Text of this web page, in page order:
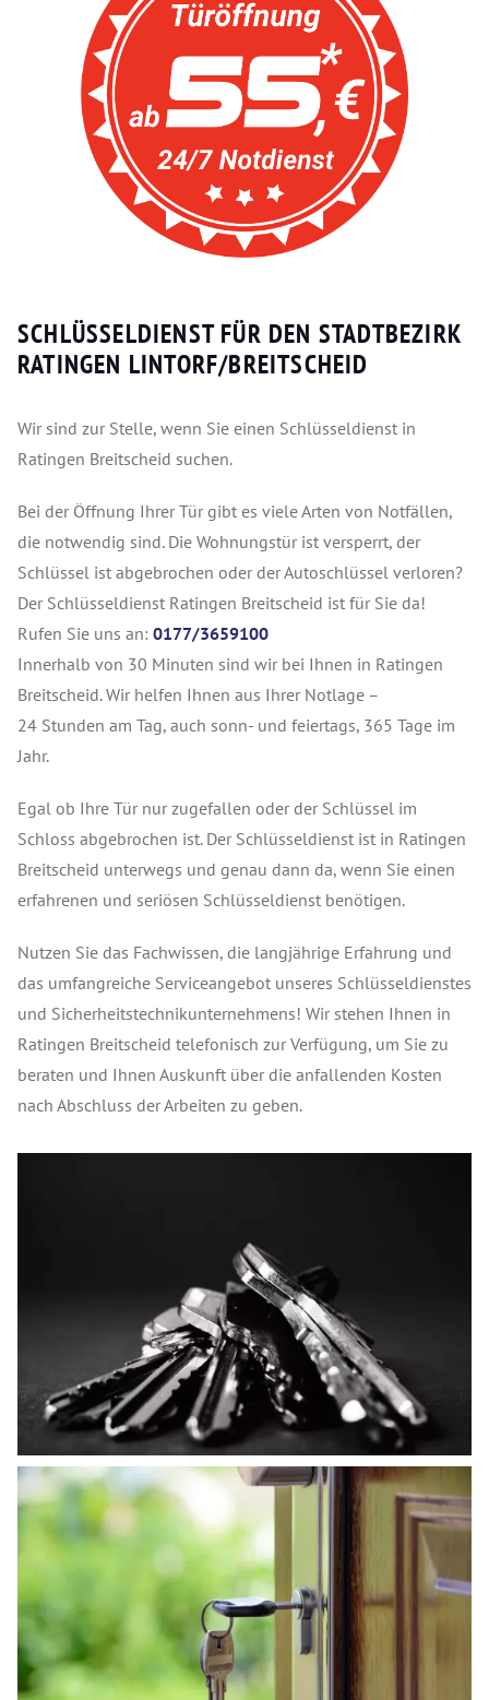
SCHLÜSSELDIENST FÜR DEN STADTBEZIRK
RATINGEN LINTORF/BREITSCHEID
Wir sind zur Stelle, wenn Sie einen Schlüsseldienst in
Ratingen Breitscheid suchen.
Bei der Öffnung Ihrer Tür gibt es viele Arten von Notfällen,
die notwendig sind. Die Wohnungstür ist versperrt, der
Schlüssel ist abgebrochen oder der Autoschlüssel verloren?
Der Schlüsseldienst Ratingen Breitscheid ist für Sie da!
Rufen Sie uns an: 0177/3659100
Innerhalb von 30 Minuten sind wir bei Ihnen in Ratingen
Breitscheid. Wir helfen Ihnen aus Ihrer Notlage –
24 Stunden am Tag, auch sonn- und feiertags, 365 Tage im
Jahr.
Egal ob Ihre Tür nur zugefallen oder der Schlüssel im
Schloss abgebrochen ist. Der Schlüsseldienst ist in Ratingen
Breitscheid unterwegs und genau dann da, wenn Sie einen
erfahrenen und seriösen Schlüsseldienst benötigen.
Nutzen Sie das Fachwissen, die langjährige Erfahrung und
das umfangreiche Serviceangebot unseres Schlüsseldienstes
und Sicherheitstechnikunternehmens! Wir stehen Ihnen in
Ratingen Breitscheid telefonisch zur Verfügung, um Sie zu
beraten und Ihnen Auskunft über die anfallenden Kosten
nach Abschluss der Arbeiten zu geben.